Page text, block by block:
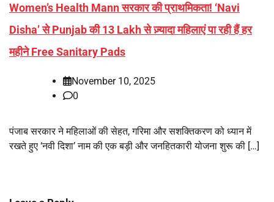
Women’s Health Mann सरकार की प्राथमिकता! ‘Navi
Disha’ से Punjab की 13 Lakh से ज़्यादा महिलाएं पा रही हैं हर
महीने Free Sanitary Pads
November 10, 2025
0
पंजाब सरकार ने महिलाओं की सेहत, गरिमा और सशक्तिकरण को ध्यान में
रखते हुए ‘नवी दिशा’ नाम की एक बड़ी और जनहितकारी योजना शुरू की […]